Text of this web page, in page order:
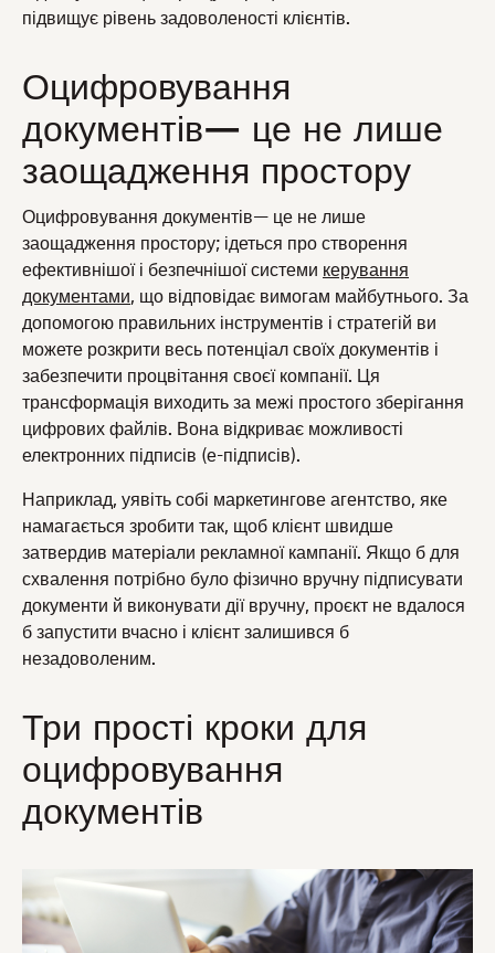
підвищує рівень задоволеності клієнтів.
Оцифровування
документів— це не лише
заощадження простору
Оцифровування документів— це не лише
заощадження простору; ідеться про створення
ефективнішої і безпечнішої системи керування
документами, що відповідає вимогам майбутнього. За
допомогою правильних інструментів і стратегій ви
можете розкрити весь потенціал своїх документів і
забезпечити процвітання своєї компанії. Ця
трансформація виходить за межі простого зберігання
цифрових файлів. Вона відкриває можливості
електронних підписів (е-підписів).
Наприклад, уявіть собі маркетингове агентство, яке
намагається зробити так, щоб клієнт швидше
затвердив матеріали рекламної кампанії. Якщо б для
схвалення потрібно було фізично вручну підписувати
документи й виконувати дії вручну, проєкт не вдалося
б запустити вчасно і клієнт залишився б
незадоволеним.
Три прості кроки для
оцифровування
документів